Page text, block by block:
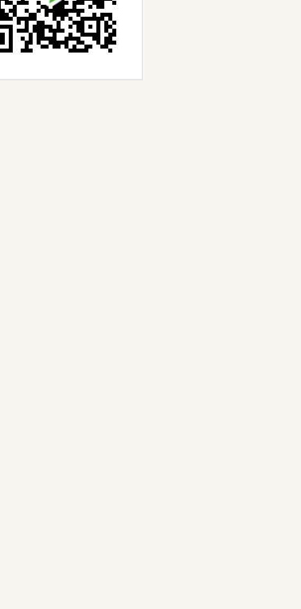
人情報の利用目的に
て
は個人情報を以下の目